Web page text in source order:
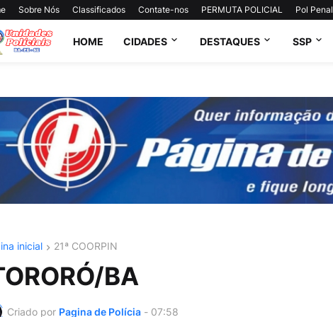
Sobre Nós Classificados Contate-nos PERMUTA POLICIAL Pol Penal
HOME CIDADES DESTAQUES SSP
inicial 21ª COORPIN
BA
Criado por Pagina de Polícia - 07:58